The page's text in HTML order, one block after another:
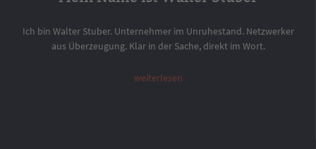
Ich bin Walter Stuber. Unternehmer im Unruhestand. Netzwerker
aus Überzeugung. Klar in der Sache, direkt im Wort.
weiterlesen